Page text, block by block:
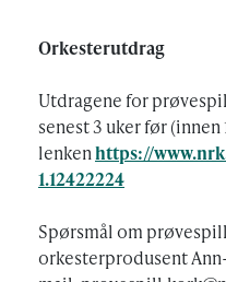
Orkesterutdrag
Utdragene for
senest 3 uker før
lenkenhttps://
1.12422224
Spørsmål om
orkesterprodusent